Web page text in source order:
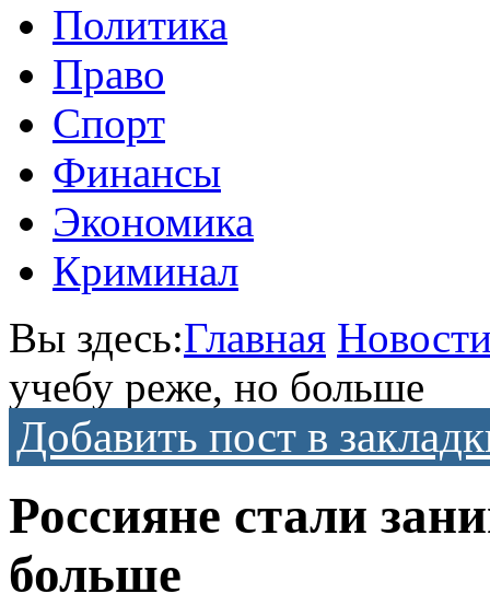
Политика
Право
Спорт
Финансы
Экономика
Криминал
Вы здесь:Главная
учебу реже, но больше
Добавить пост в
Россияне стали
больше